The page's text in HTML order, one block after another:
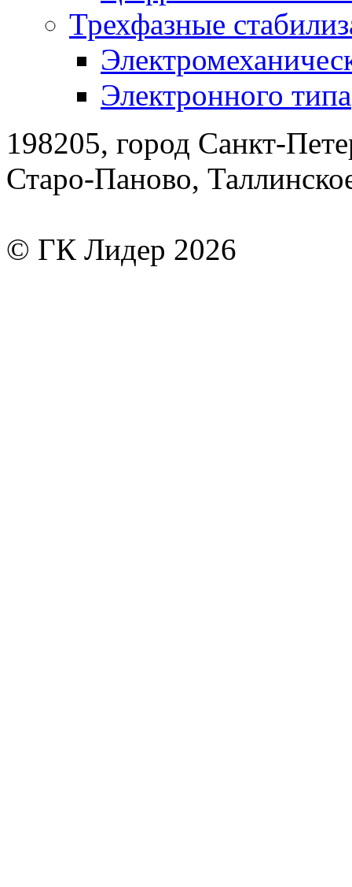
Трехфазные
Электронного типа
198205, город Санкт-
Старо-Паново,
© ГК Лидер 2026